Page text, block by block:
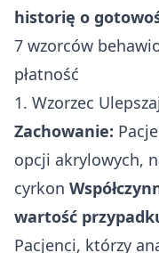
historię o
7 wzorców
płatność
1. Wzorzec
Zachowanie:
opcji akrylowych,
cyrkon
wartość
Pacjenci, którzy